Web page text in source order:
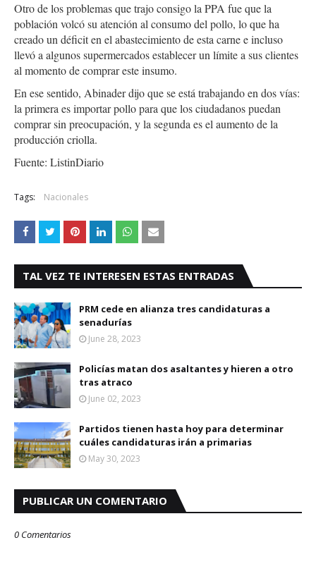
Otro de los problemas que trajo consigo la PPA fue que la
población volcó su atención al consumo del pollo, lo que ha
creado un déficit en el abastecimiento de esta carne e incluso
llevó a algunos supermercados establecer un límite a sus clientes
al momento de comprar este insumo.
En ese sentido, Abinader dijo que se está trabajando en dos vías:
la primera es importar pollo para que los ciudadanos puedan
comprar sin preocupación, y la segunda es el aumento de la
producción criolla.
Fuente: ListinDiario
Tags: Nacionales
TAL VEZ TE INTERESEN ESTAS ENTRADAS
PRM cede en alianza tres candidaturas a
senadurías
June 28, 2023
Policías matan dos asaltantes y hieren a otro
tras atraco
June 02, 2023
Partidos tienen hasta hoy para determinar
cuáles candidaturas irán a primarias
May 30, 2023
PUBLICAR UN COMENTARIO
0 Comentarios